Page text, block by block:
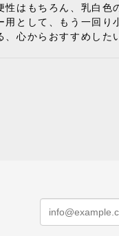
はもちろん、乳白
として、もう一回
心からおすすめした
OUTDOOR チーク